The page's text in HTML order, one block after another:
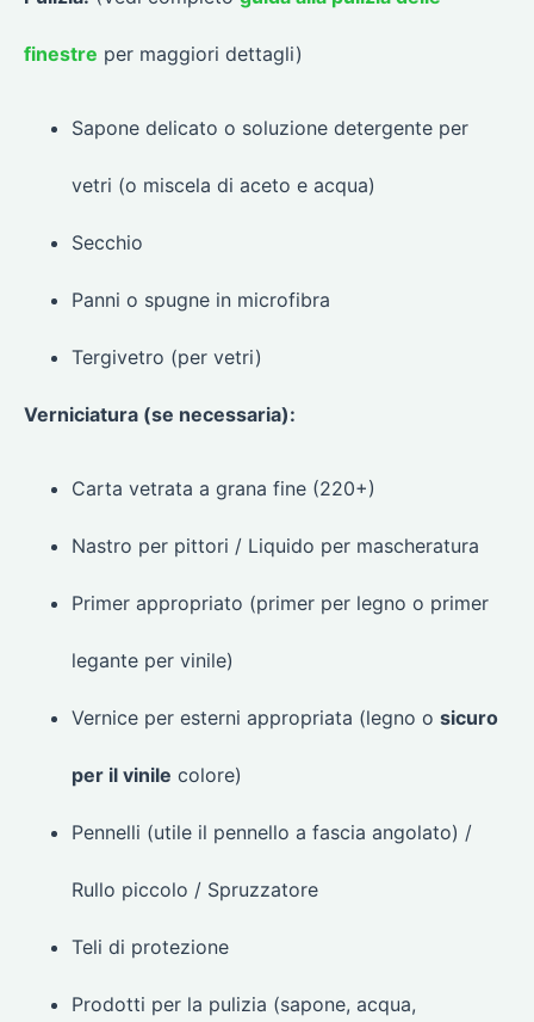
finestre per maggiori dettagli)
Sapone delicato o soluzione detergente per
vetri (o miscela di aceto e acqua)
Secchio
Panni o spugne in microfibra
Tergivetro (per vetri)
Verniciatura (se necessaria):
Carta vetrata a grana fine (220+)
Nastro per pittori / Liquido per mascheratura
Primer appropriato (primer per legno o primer
legante per vinile)
Vernice per esterni appropriata (legno o sicuro
per il vinile colore)
Pennelli (utile il pennello a fascia angolato) /
Rullo piccolo / Spruzzatore
Teli di protezione
Prodotti per la pulizia (sapone, acqua,